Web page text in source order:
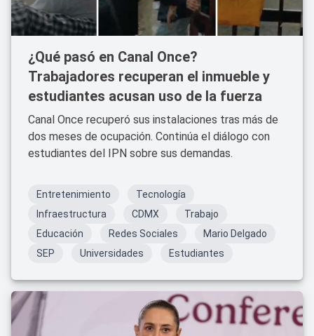
¿Qué pasó en Canal Once?
Trabajadores recuperan el inmueble y
estudiantes acusan uso de la fuerza
Canal Once recuperó sus instalaciones tras más de
dos meses de ocupación. Continúa el diálogo con
estudiantes del IPN sobre sus demandas.
Entretenimiento
Tecnología
Infraestructura
CDMX
Trabajo
Educación
Redes Sociales
Mario Delgado
SEP
Universidades Estudiantes